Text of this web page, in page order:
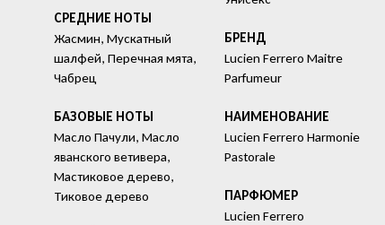
СРЕДНИЕ НОТЫ
Жасмин, Мускатный
шалфей, Перечная мята,
Чабрец
БАЗОВЫЕ НОТЫ
Масло Пачули, Масло
яванского ветивера,
Мастиковое дерево,
Тиковое дерево
БРЕНД
Lucien Ferrero Maitre
Parfumeur
HАИМЕНОВАНИЕ
Lucien Ferrero Harmonie
Pastorale
ПАРФЮМЕР
Lucien Ferrero